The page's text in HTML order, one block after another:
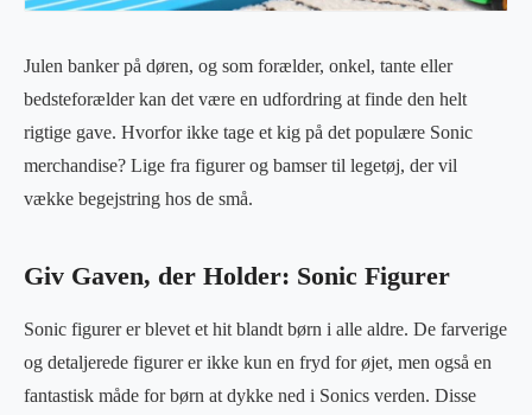
Julen banker på døren, og som forælder, onkel, tante eller
bedsteforælder kan det være en udfordring at finde den helt
rigtige gave. Hvorfor ikke tage et kig på det populære Sonic
merchandise? Lige fra figurer og bamser til legetøj, der vil
vække begejstring hos de små.
Giv Gaven, der Holder: Sonic Figurer
Sonic figurer er blevet et hit blandt børn i alle aldre. De farverige
og detaljerede figurer er ikke kun en fryd for øjet, men også en
fantastisk måde for børn at dykke ned i Sonics verden. Disse